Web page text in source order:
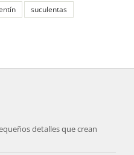
suculentas
detalles que crean